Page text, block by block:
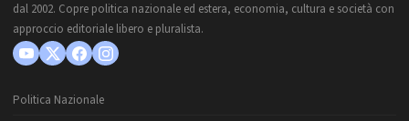
dal 2002. Copre politica nazionale ed estera, economia, cultura e società con
approccio editoriale libero e pluralista.
Politica Nazionale